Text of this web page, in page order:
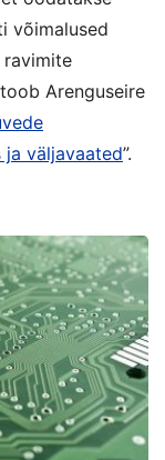
võimalused
ravimite
Arenguseire
ja väljavaated”.